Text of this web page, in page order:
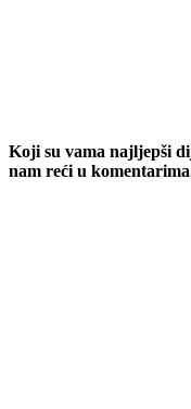
Koji su vama najljepši
nam reći u